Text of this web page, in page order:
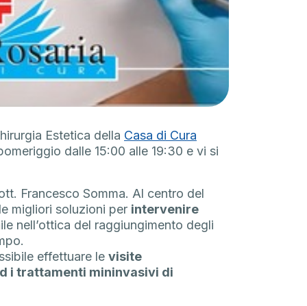
Estetica della Casa di Cura
dalle 15:00 alle 19:30 e vi si
Francesco Somma. Al centro del
migliori soluzioni per intervenire
nell’ottica del raggiungimento degli
effettuare le visite
i trattamenti mininvasivi di